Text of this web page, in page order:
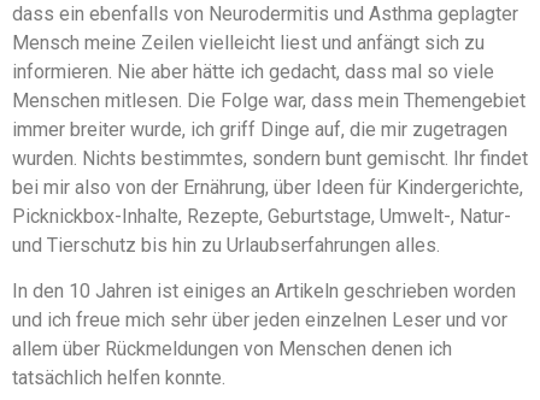
dass ein ebenfalls von Neurodermitis und Asthma geplagter
Mensch meine Zeilen vielleicht liest und anfängt sich zu
informieren. Nie aber hätte ich gedacht, dass mal so viele
Menschen mitlesen. Die Folge war, dass mein Themengebiet
immer breiter wurde, ich griff Dinge auf, die mir zugetragen
wurden. Nichts bestimmtes, sondern bunt gemischt. Ihr findet
bei mir also von der Ernährung, über Ideen für Kindergerichte,
Picknickbox-Inhalte, Rezepte, Geburtstage, Umwelt-, Natur-
und Tierschutz bis hin zu Urlaubserfahrungen alles.
In den 10 Jahren ist einiges an Artikeln geschrieben worden
und ich freue mich sehr über jeden einzelnen Leser und vor
allem über Rückmeldungen von Menschen denen ich
tatsächlich helfen konnte.